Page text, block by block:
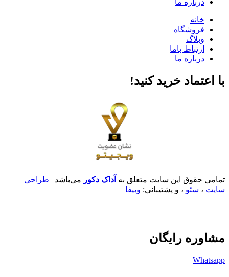
درباره ما
خانه
فروشگاه
وبلاگ
ارتباط باما
درباره ما
با اعتماد خرید کنید‌!
تمامی حقوق این سایت متعلق به آداک دکور می‌باشد | طراحی
سایت ، سئو ، و پشتیبانی: وبیفا
مشاوره رایگان
Whatsapp